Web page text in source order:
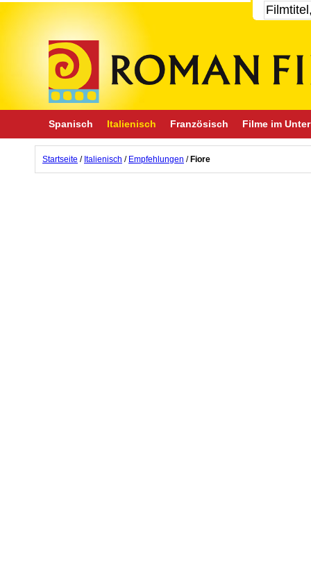
Spanisch Italienisch Französisch Filme im
Startseite / Italienisch / Empfehlungen / Fiore